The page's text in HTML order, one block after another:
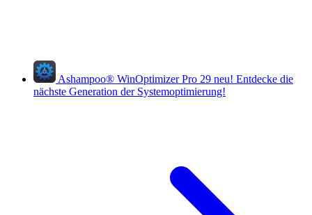
Ashampoo® WinOptimizer Pro 29 neu! Entdecke die
nächste Generation der Systemoptimierung!